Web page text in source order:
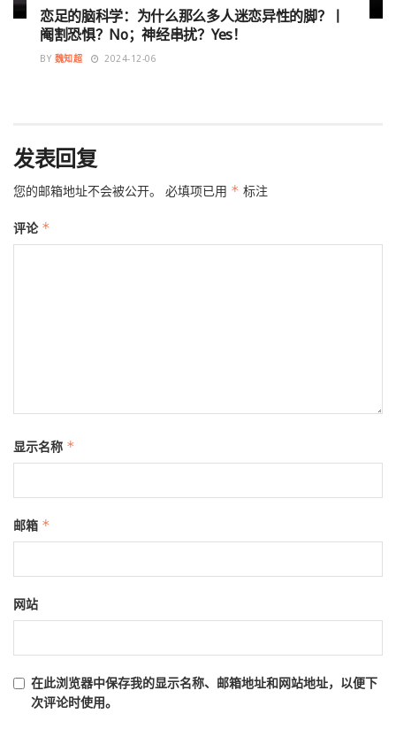
恋足的脑科学：为什么那么多人迷恋异性的脚？丨
阉割恐惧？No；神经串扰？Yes！
BY 魏知超 2024-12-06
发表回复
您的邮箱地址不会被公开。 必填项已用 * 标注
评论 *
显示名称 *
邮箱 *
网站
在此浏览器中保存我的显示名称、邮箱地址和网站地址，以便下
次评论时使用。